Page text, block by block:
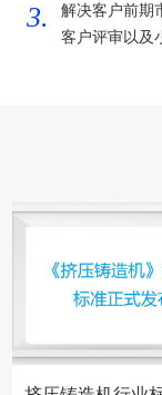
3.
解决客户前期
客户评审以及